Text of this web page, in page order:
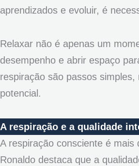
aprendizados e evoluir, é
Relaxar não é apenas um
desempenho e abrir espaço
respiração são passos
potencial.
A respiração e a qualidade
A respiração consciente é
Ronaldo destaca que a